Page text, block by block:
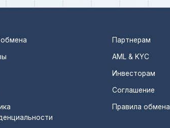
Партнерам
AML & KYC
Инвесторам
Соглашение
Правила обмена